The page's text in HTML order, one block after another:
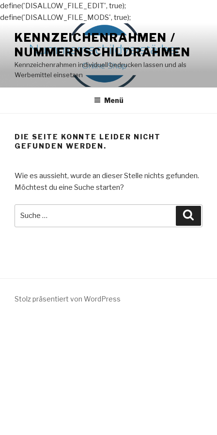
define('DISALLOW_FILE_EDIT', true);
define('DISALLOW_FILE_MODS', true);
Inhalt
springen
KENNZEICHENRAHMEN /
NUMMERNSCHILDRAHMEN
Kennzeichenrahmen individuell bedrucken lassen und als
Werbemittel einsetzen
Menü
DIE SEITE KONNTE LEIDER NICHT
GEFUNDEN WERDEN.
Wie es aussieht, wurde an dieser Stelle nichts gefunden.
Möchtest du eine Suche starten?
Stolz präsentiert von WordPress